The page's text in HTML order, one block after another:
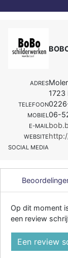
ADRES
TELEFOON
MOBIEL06-
E-MAIL
WEBSITE
SOCIAL MEDIA
Op dit moment
een review
Een review